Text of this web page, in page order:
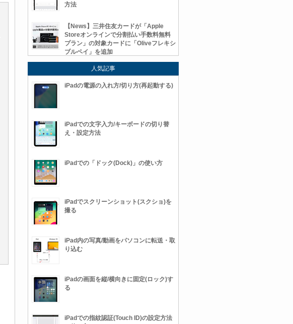
方法
【News】三井住友カードが「Apple
Storeオンラインで分割払い手数料無料
プラン」の対象カードに「Oliveフレキシ
ブルペイ」を追加
人気記事
iPadの電源の入れ方/切り方(再起動する)
iPadでの文字入力/キーボードの切り替
え・設定方法
iPadでの「ドック(Dock)」の使い方
iPadでスクリーンショット(スクショ)を
撮る
iPad内の写真/動画をパソコンに転送・取
り込む
iPadの画面を縦/横向きに固定(ロック)す
る
iPadでの指紋認証(Touch ID)の設定方法